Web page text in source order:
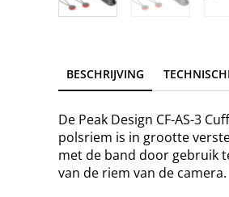
BESCHRIJVING
De Peak Design CF-AS-3
polsriem is in grootte
met de band door gebruik
van de riem van de camera.